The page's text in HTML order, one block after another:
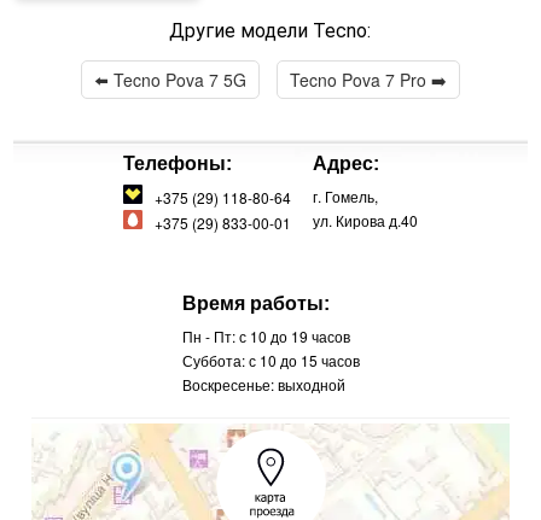
Другие модели Tecno:
⬅️ Tecno Pova 7 5G Tecno Pova 7 Pro ➡️
Телефоны:
+375 (29) 118-80-64
+375 (29) 833-00-01
Адрес:
г. Гомель,
ул. Кирова д.40
Время работы:
Пн - Пт: с 10 до 19 часов
Суббота: с 10 до 15 часов
Воскресенье: выходной